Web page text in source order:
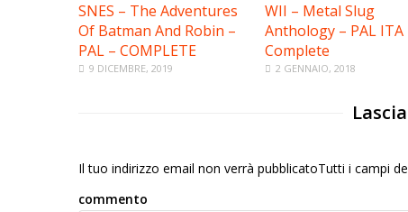
SNES – The Adventures
Of Batman And Robin –
PAL – COMPLETE
9 DICEMBRE, 2019
WII – Metal Slug
Anthology – PAL ITA
Complete
2 GENNAIO, 2018
Il tuo indirizzo email non verrà pubblicatoTutti i campi
commento